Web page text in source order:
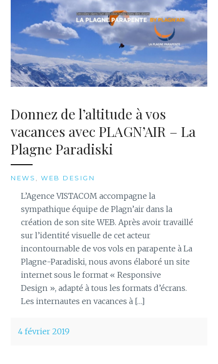
Donnez de l’altitude à vos
vacances avec PLAGN’AIR – La
Plagne Paradiski
NEWS ,WEB DESIGN
L’Agence VISTACOM accompagne la
sympathique équipe de Plagn’air dans la
création de son site WEB. Après avoir travaillé
sur l’identité visuelle de cet acteur
incontournable de vos vols en parapente à La
Plagne-Paradiski, nous avons élaboré un site
internet sous le format « Responsive
Design », adapté à tous les formats d’écrans.
Les internautes en vacances à […]
4 février 2019